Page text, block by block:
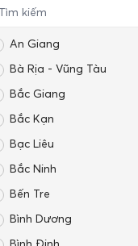
An Giang
Bà Rịa - Vũng Tàu
Bắc Giang
Bắc Kạn
Bạc Liêu
Bắc Ninh
Bến Tre
Bình Dương